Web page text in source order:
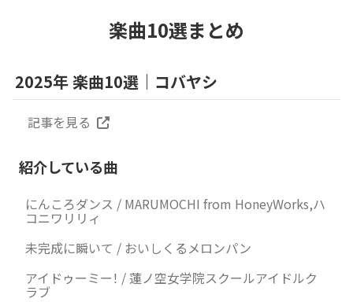
楽曲10選まとめ
2025年 楽曲10選｜コバヤシ
記事を見る
紹介している曲
にんころダンス / MARUMOCHI from HoneyWorks,ハ
コニワリリィ
未完成に瞬いて / おいしくるメロンパン
アイドゥーミー！ / 蓮ノ空女学院スクールアイドルク
ラブ